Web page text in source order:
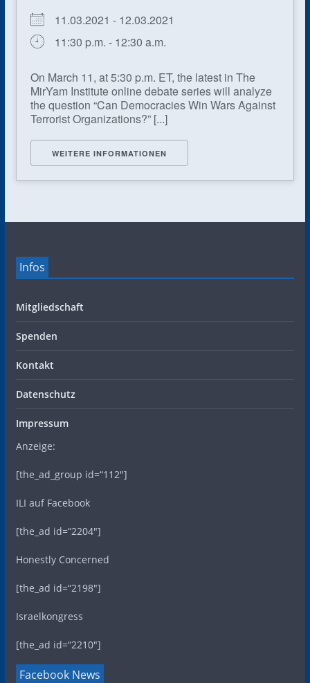
11.03.2021 - 12.03.2021
11:30 p.m. - 12:30 a.m.
On March 11, at 5:30 p.m. ET, the latest in The
MirYam Institute online debate series will analyze
the question “Can Democracies Win Wars Against
Terrorist Organizations?” [...]
WEITERE INFORMATIONEN
Infos
Mitgliedschaft
Spenden
Kontakt
Datenschutz
Impressum
Anzeige:
[the_ad_group id=“112″]
ILI auf Facebook
[the_ad id=“2204″]
Honestly Concerned
[the_ad id=“2198″]
Israelkongress
[the_ad id=“2210″]
Facebook News